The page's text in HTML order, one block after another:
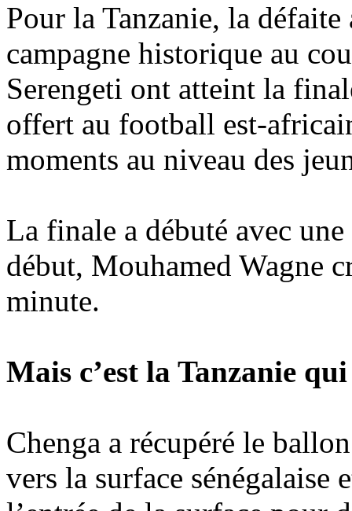
Pour la Tanzanie, la
campagne historique au
Serengeti ont atteint la
offert au football est-
moments au niveau des
La finale a débuté avec
début, Mouhamed Wagne
minute.
Mais c’est la Tanzanie
Chenga a récupéré le
vers la surface sénégalaise